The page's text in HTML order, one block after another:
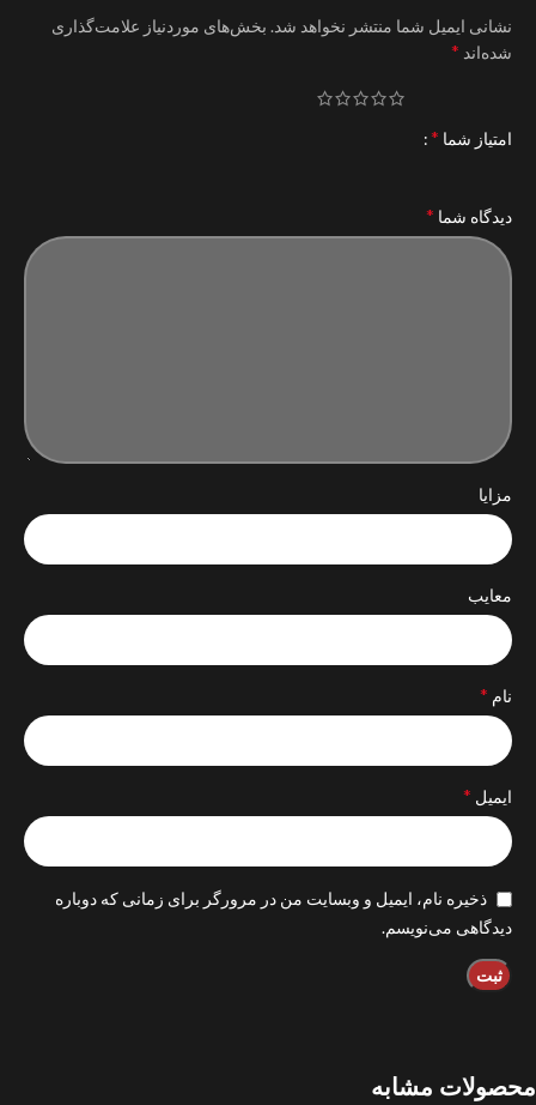
نشانی ایمیل شما منتشر نخواهد شد. بخش‌های موردنیاز علامت‌گذاری
شده‌اند *
امتیاز شما *
دیدگاه شما *
مزایا
معایب
نام *
ایمیل *
ذخیره نام، ایمیل و وبسایت من در مرورگر برای زمانی که دوباره
دیدگاهی می‌نویسم.
محصولات مشابه